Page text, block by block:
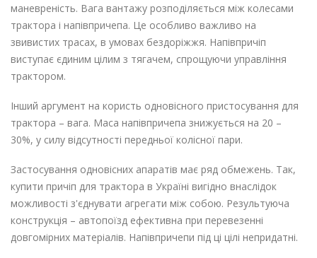
маневреність. Вага вантажу розподіляється між колесами
трактора і напівпричепа. Це особливо важливо на
звивистих трасах, в умовах бездоріжжя. Напівпричіп
виступає єдиним цілим з тягачем, спрощуючи управління
трактором.
Інший аргумент на користь одновісного пристосування для
трактора – вага. Маса напівпричепа знижується на 20 –
30%, у силу відсутності передньої колісної пари.
Застосування одновісних апаратів має ряд обмежень. Так,
купити причіп для трактора в Україні вигідно внаслідок
можливості з'єднувати агрегати між собою. Результуюча
конструкція – автопоїзд ефективна при перевезенні
довгомірних матеріалів. Напівпричепи під ці цілі непридатні.